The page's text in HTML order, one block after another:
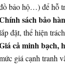
bảo hộ…) để hỗ
sách bảo
đặt, thể hiện
cả minh bạch,
giá cạnh tranh